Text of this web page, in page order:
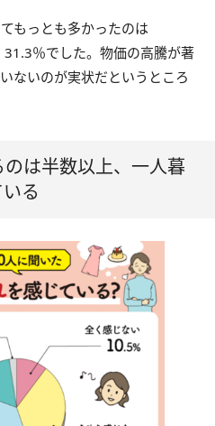
もっとも多かったのは
31.3％でした。物価の高騰が著
ないのが実状だというところ
は半数以上、一人暮
る